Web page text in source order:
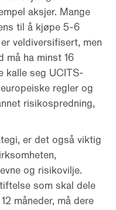
aksjer. Mange
til å kjøpe 5-6
veldiversifisert, men
må ha minst 16
kalle seg UCITS-
regler og
risikospredning,
er det også viktig
og risikovilje.
som skal dele
måneder, må dere